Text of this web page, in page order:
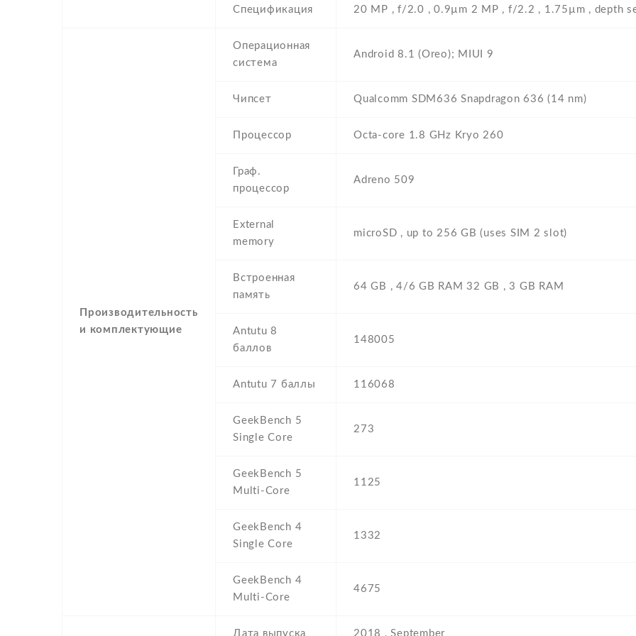
Спецификация 20 MP , f/2.0 , 0.9µm 2 MP , f/2.2 , 1.75µm , depth
Производительность
и комплектующие
Операционная
система
Android 8.1 (Oreo); MIUI 9
Чипсет Qualcomm SDM636 Snapdragon 636 (14 nm)
Процессор Octa-core 1.8 GHz Kryo 260
Граф.
процессор
Adreno 509
External
memory
microSD , up to 256 GB (uses SIM 2 slot)
Встроенная
память
64 GB , 4/6 GB RAM 32 GB , 3 GB RAM
Antutu 8
баллов
148005
Antutu 7 баллы 116068
GeekBench 5
Single Core
273
GeekBench 5
Multi-Core
1125
GeekBench 4
Single Core
1332
GeekBench 4
Multi-Core
4675
Дата выпуска 2018 , September